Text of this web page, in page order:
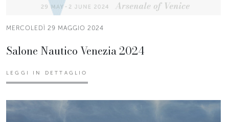
MERCOLEDÌ 29 MAGGIO 2024
Salone Nautico Venezia 2024
LEGGI IN DETTAGLIO